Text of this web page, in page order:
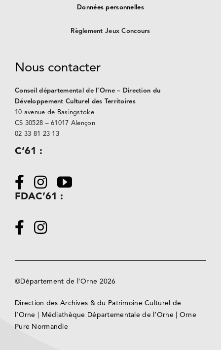
Données personnelles
Règlement Jeux Concours
Nous contacter
Conseil départemental de l’Orne – Direction du
Développement Culturel des Territoires
10 avenue de Basingstoke
CS 30528 –61017 Alençon
02 33 81 23 13
C’61 :
FDAC’61 :
©Département de l'Orne 2026
Direction des Archives & du Patrimoine Culturel de
l’Orne
Médiathèque Départementale de l’Orne
Orne
Pure Normandie